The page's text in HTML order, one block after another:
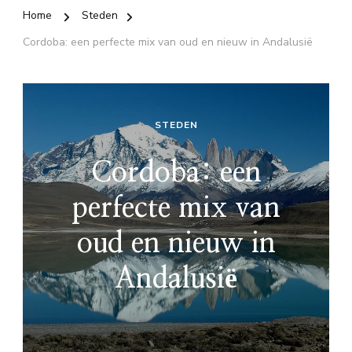
Home
Steden
Cordoba: een perfecte mix van oud en nieuw in Andalusië
STEDEN
Cordoba: een
perfecte mix van
oud en nieuw in
Andalusië